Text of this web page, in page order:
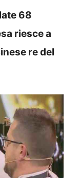
68
riesce a
re del